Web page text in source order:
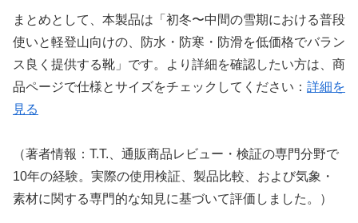
まとめとして、本製品は「初冬〜中間の雪期における普段
使いと軽登山向けの、防水・防寒・防滑を低価格でバラン
ス良く提供する靴」です。より詳細を確認したい方は、商
品ページで仕様とサイズをチェックしてください： 詳細を
見る
（著者情報：T.T.、通販商品レビュー・検証の専門分野で
10年の経験。実際の使用検証、製品比較、および気象・
素材に関する専門的な知見に基づいて評価しました。）